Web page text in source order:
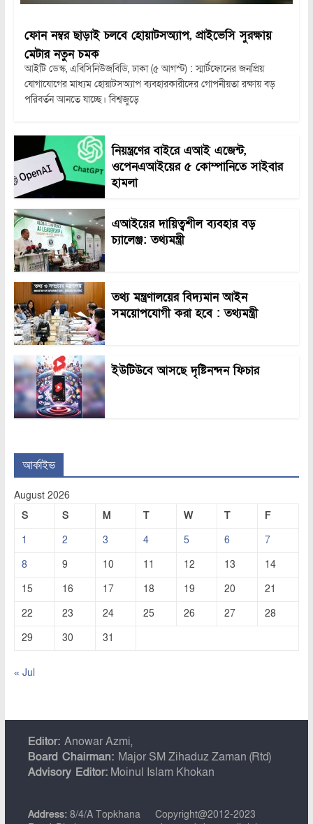
ফোন নম্বর ছাড়াই চলবে হোয়াটসঅ্যাপ, প্রাইভেসি সুরক্ষায়
মেটার নতুন চমক
আইটি ডেস্ক, এবিসিনিউজবিডি, ঢাকা (৫ আগস্ট) : স্মার্টফোনের জনপ্রিয়
যোগাযোগের মাধ্যম হোয়াটসঅ্যাপ ব্যবহারকারীদের গোপনীয়তা রক্ষায় বড়
পরিবর্তন আনতে যাচ্ছে। বিশ্বজুড়ে
নিয়ন্ত্রণের বাইরে এআই এজেন্ট,
ওপেনএআইয়ের ৫ কোম্পানিতে সাইবার
হামলা
এআইয়ের দায়িত্বশীল ব্যবহার বড়
চ্যালেঞ্জ: তথ্যমন্ত্রী
তথ্য মন্ত্রণালয়ের বিদ্যমান আইন
সময়োপযোগী করা হবে : তথ্যমন্ত্রী
ইউটিউবে আসছে দৃষ্টিনন্দন ফিচার
আর্কাইভ
August 2026
S
S M T W T
F
1
2 3 4 5 6
7
8
9 10 11 12 13
14
15
16 17 18 19 20
21
22
23 24 25 26 27
28
29
30 31
« Jul
Editor: Anowar Azmi,
Board Chairman: Major SM Zihaduz Zaman (Rtd)
Advisory Editor:Moinul Islam Khokan
Address:8/4/A Topkhana
Copyright@2012-2023